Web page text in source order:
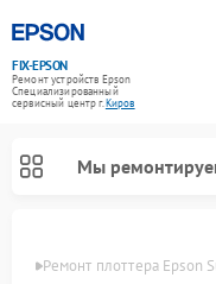
FIX-EPSON
Ремонт устройств Epson
Специализированный
cервисный центр г.Киров
Мы
Ремонт плоттера Epson